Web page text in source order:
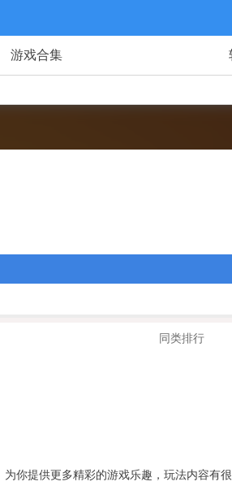
游戏合集
同类排行
你提供更多精彩的游戏乐趣，玩法内容有